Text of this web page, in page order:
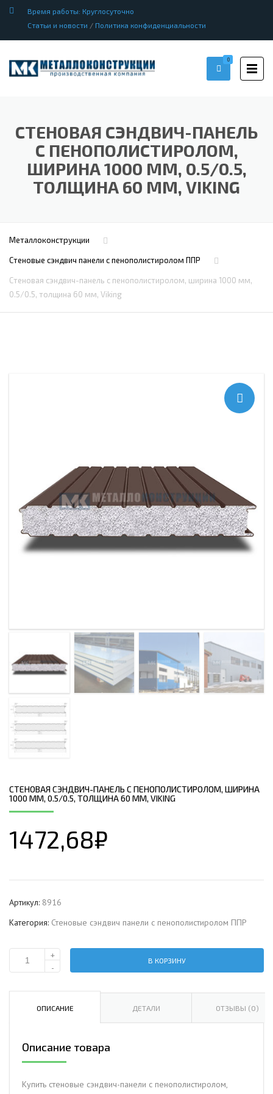
Время работы: Круглосуточно
Статьи и новости / Политика конфиденциальности
0
СТЕНОВАЯ СЭНДВИЧ-ПАНЕЛЬ
С ПЕНОПОЛИСТИРОЛОМ,
ШИРИНА 1000 ММ, 0.5/0.5,
ТОЛЩИНА 60 ММ, VIKING
Металлоконструкции
Стеновые сэндвич панели с пенополистиролом ППР
Стеновая сэндвич-панель с пенополистиролом, ширина 1000 мм,
0.5/0.5, толщина 60 мм, Viking
СТЕНОВАЯ СЭНДВИЧ-ПАНЕЛЬ С ПЕНОПОЛИСТИРОЛОМ, ШИРИНА
1000 ММ, 0.5/0.5, ТОЛЩИНА 60 ММ, VIKING
1472,68₽
Артикул: 8916
Категория: Стеновые сэндвич панели с пенополистиролом ППР
Количество
сэндвич-
ширина
1000
0.5/0.5,
+
-
В КОРЗИНУ
ОПИСАНИЕ ДЕТАЛИ ОТЗЫВЫ (0)
Описание товара
Купить стеновые сэндвич-панели с пенополистиролом,